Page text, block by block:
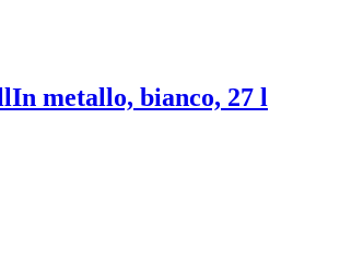
In metallo, bianco, 27 l